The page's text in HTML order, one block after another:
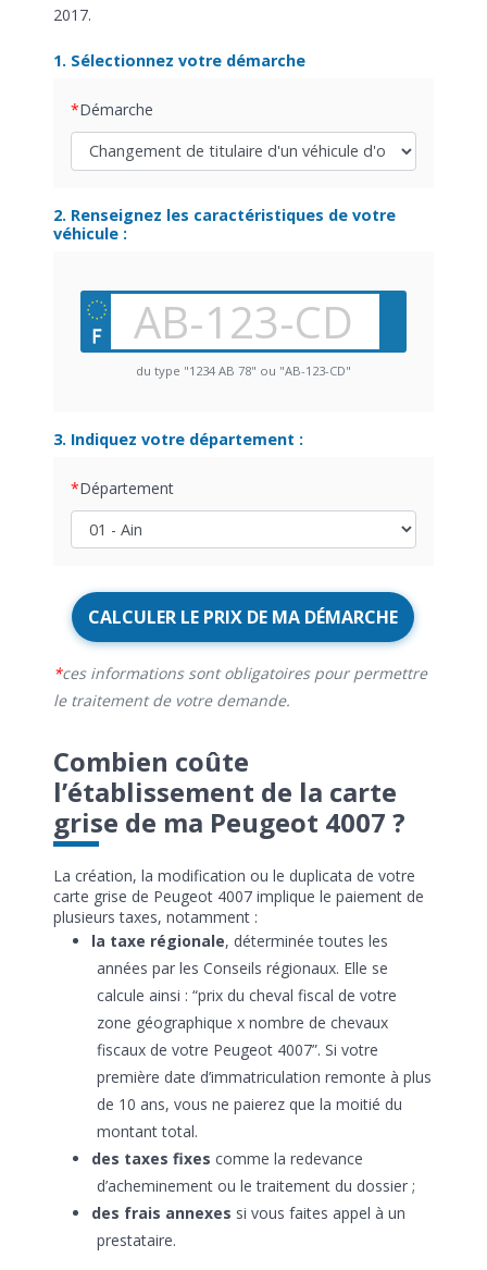
2017.
1. Sélectionnez votre démarche
Démarche
2. Renseignez les caractéristiques de votre
véhicule :
du type "1234 AB 78" ou "AB-123-CD"
3. Indiquez votre département :
Département
CALCULER LE PRIX DE MA DÉMARCHE
ces informations sont obligatoires pour permettre
le traitement de votre demande.
Combien coûte
l’établissement de la carte
grise de ma Peugeot 4007 ?
La création, la modification ou le duplicata de votre
carte grise de Peugeot 4007 implique le paiement de
plusieurs taxes, notamment :
la taxe régionale, déterminée toutes les
années par les Conseils régionaux. Elle se
calcule ainsi : “prix du cheval fiscal de votre
zone géographique x nombre de chevaux
fiscaux de votre Peugeot 4007”. Si votre
première date d’immatriculation remonte à plus
de 10 ans, vous ne paierez que la moitié du
montant total.
des taxes fixes comme la redevance
d’acheminement ou le traitement du dossier ;
des frais annexes si vous faites appel à un
prestataire.